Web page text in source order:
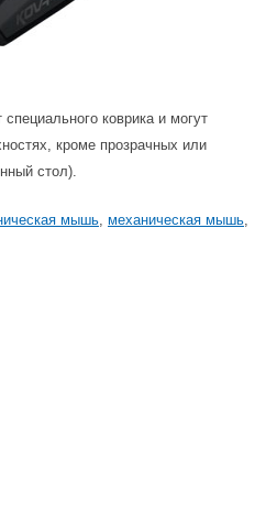
коврика и могут
кроме прозрачных или
стол).
мышь, механическая мышь,